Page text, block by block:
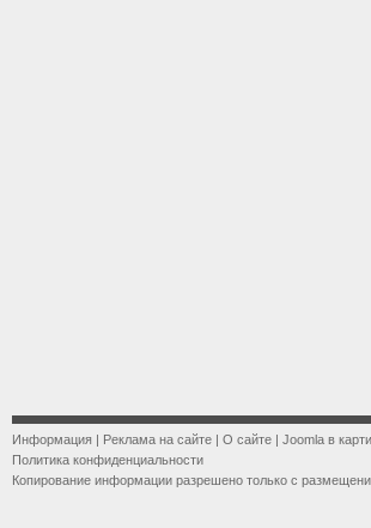
Информация | Реклама на сайте | О сайте | Joomla в
Политика конфиденциальности
Копирование информации разрешено только с